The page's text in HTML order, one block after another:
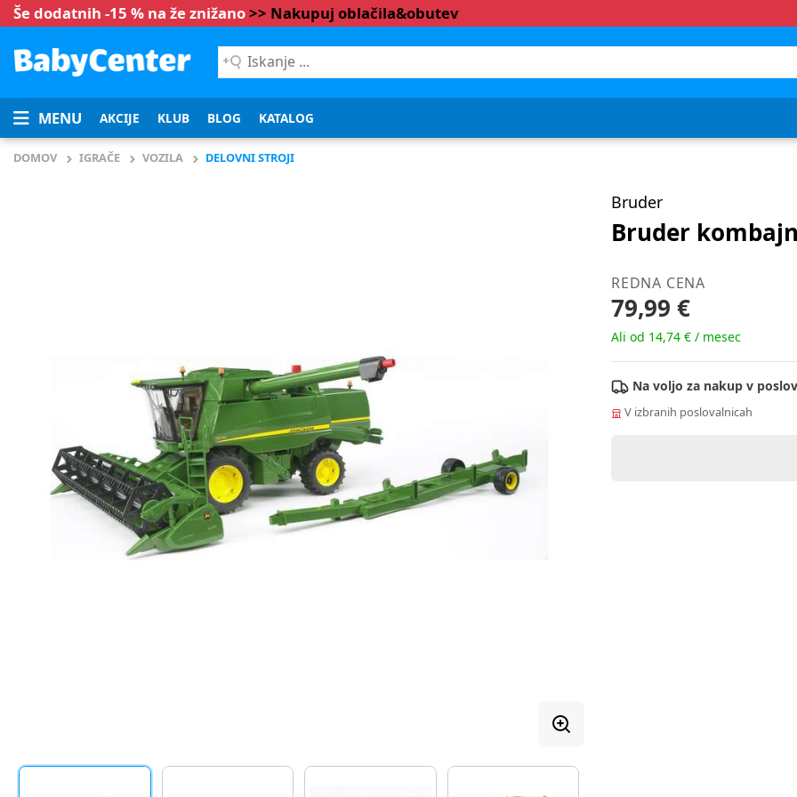
Še dodatnih -15 % na že znižano>> Nakupuj oblačila&obutev
Iskanje
...
MENU AKCIJE KLUB BLOG KATALOG
DOMOV IGRAČE VOZILA DELOVNI STROJI
Bruder
Bruder
REDNA CENA
79,99 €
Ali od 14,74 € / mesec
Na voljo za nakup v
V izbranih poslovalnicah